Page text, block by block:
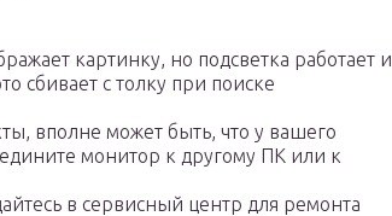
картинку, но подсветка работает и
сбивает с толку при поиске
вполне может быть, что у вашего
монитор к другому ПК или к
в сервисный центр для ремонта